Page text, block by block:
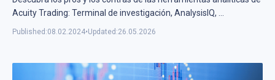
Acuity Trading: Terminal de investigación, AnalysisIQ,
Published:08.02.2024•Updated:26.05.2026